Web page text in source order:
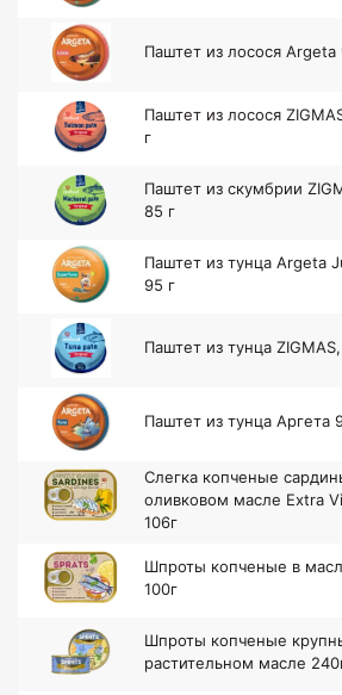
Паштет из лосося Argeta
Паштет из лосося
г
Паштет из скумбрии
85 г
Паштет из тунца Argeta
95 г
Паштет из тунца
Паштет из тунца Аргета
Слегка копченые
оливковом масле Extra
106г
Шпроты копченые в
100г
Шпроты копченые
растительном масле